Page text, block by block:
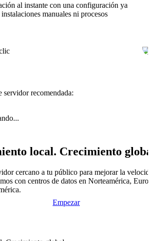
al instante con una configuración ya
manuales ni procesos
servidor recomendada:
local. Crecimiento
cercano a tu público para mejorar la
con centros de datos en Norteamérica,
Empezar